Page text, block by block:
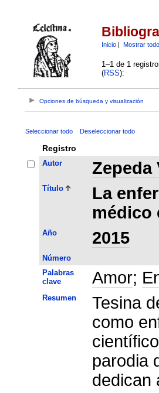
Inicio| Mostrar todo
1–1 de 1
(RSS):
Opciones de búsqueda y visualización
Seleccionar todo Deseleccionar todo
Registro
Autor Zepeda
Título
La
médico
Año 2015
Número
Palabras
clave
Amor;
Resumen
Tesina
como
parodia
dedican